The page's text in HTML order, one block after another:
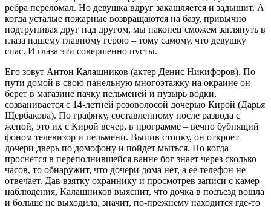
ребра переломал. Но девушка вдруг закашляется и задышит. А
когда усталые пожарные возвращаются на базу, привычно
подтрунивая друг над другом, мы наконец сможем заглянуть в
глаза нашему главному герою – тому самому, что девушку
спас. И глаза эти совершенно пусты.
Его зовут Антон Калашников (актер Денис Никифоров). По
пути домой в свою панельную многоэтажку на окраине он
берет в магазине пачку пельменей и пузырь водки,
созванивается с 14-летней розоволосой дочерью Кирой (Дарья
Щербакова). По графику, составленному после развода с
женой, это их с Кирой вечер, в программе – вечно бубнящий
фоном телевизор и пельмени. Выпив стопку, он откроет
дочери дверь по домофону и пойдет мыться. Но когда
проснется в переполнившейся ванне бог знает через сколько
часов, то обнаружит, что дочери дома нет, а ее телефон не
отвечает. Дав взятку охраннику и просмотрев записи с камер
наблюдения, Калашников выяснит, что дочка в подъезд вошла
и больше не выходила, значит, по-прежнему находится где-то